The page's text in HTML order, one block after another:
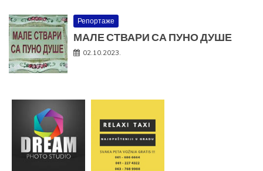
Репортаже
МАЛЕ СТВАРИ СА ПУНО ДУШЕ
02.10.2023.